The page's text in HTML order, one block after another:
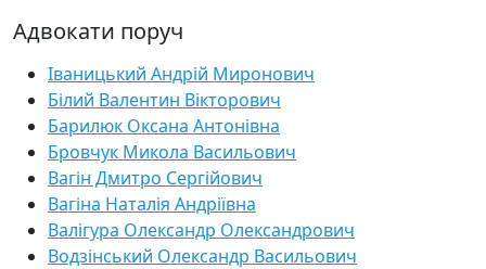
Адвокати поруч
Іваницький Андрій Миронович
Білий Валентин Вікторович
Барилюк Оксана Антонівна
Бровчук Микола Васильович
Вагін Дмитро Сергійович
Вагіна Наталія Андріївна
Валігура Олександр Олександрович
Водзінський Олександр Васильович